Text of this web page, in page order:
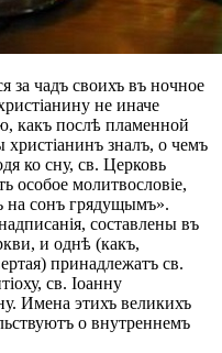
за чадъ своихъ въ ночное
не иначе
какъ послѣ пламенной
зналъ, о чемъ
ко сну, св. Церковь
особое молитвословіе,
на сонъ грядущымъ».
составлены въ
и однѣ (какъ,
принадлежатъ св.
св. Іоанну
Имена этихъ великихъ
о внутреннемъ